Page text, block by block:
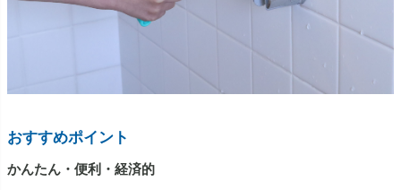
おすすめポイント
かんたん・便利・経済的